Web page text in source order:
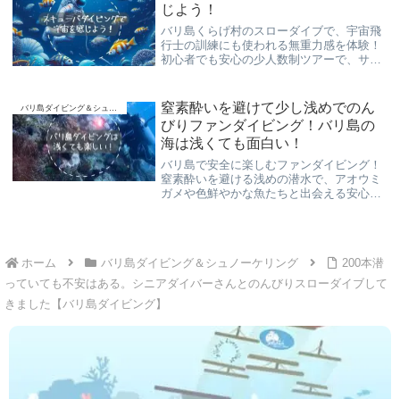
じよう！
バリ島くらげ村のスローダイブで、宇宙飛
行士の訓練にも使われる無重力感を体験！
初心者でも安心の少人数制ツアーで、サン
窒素酔いを避けて少し浅めでのん
びりファンダイビング！バリ島の
海は浅くても面白い！
バリ島で安全に楽しむファンダイビング！
窒素酔いを避ける浅めの潜水で、アオウミ
ガメや色鮮やかな魚たちと出会える安心の
ホーム バリ島ダイビング＆シュノーケリング
200本潜
っていても不安はある。シニアダイバーさんとのんびりスローダイブして
きました【バリ島ダイビング】